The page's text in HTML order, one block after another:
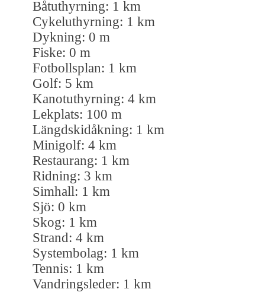
Båtuthyrning: 1 km
Cykeluthyrning: 1 km
Dykning: 0 m
Fiske: 0 m
Fotbollsplan: 1 km
Golf: 5 km
Kanotuthyrning: 4 km
Lekplats: 100 m
Längdskidåkning: 1 km
Minigolf: 4 km
Restaurang: 1 km
Ridning: 3 km
Simhall: 1 km
Sjö: 0 km
Skog: 1 km
Strand: 4 km
Systembolag: 1 km
Tennis: 1 km
Vandringsleder: 1 km